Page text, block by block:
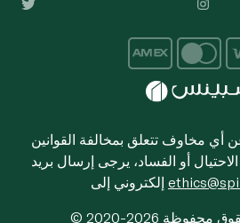
أي مخاوف تتعلق بمخالفة القوانين
الاحتيال أو الفساد، يرجى إرسال بريد
الحقوق محفوظة